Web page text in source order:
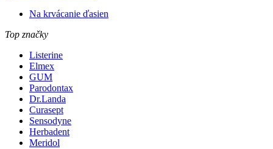
Na krvácanie ďasien
Top značky
Listerine
Elmex
GUM
Parodontax
Dr.Landa
Curasept
Sensodyne
Herbadent
Meridol